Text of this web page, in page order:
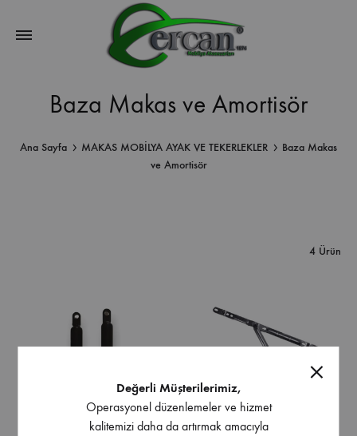
Baza Makas ve Amortisör
Ana Sayfa MAKAS MOBİLYA AYAK VE TEKERLEKLER
Baza Makas
ve Amortisör
4 Ürün
Değerli Müşterilerimiz,
Operasyonel düzenlemeler ve hizmet
kalitemizi daha da artırmak amacıyla